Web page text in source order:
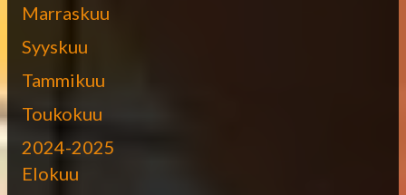
Marraskuu
Syyskuu
Tammikuu
Toukokuu
2024-2025
Elokuu